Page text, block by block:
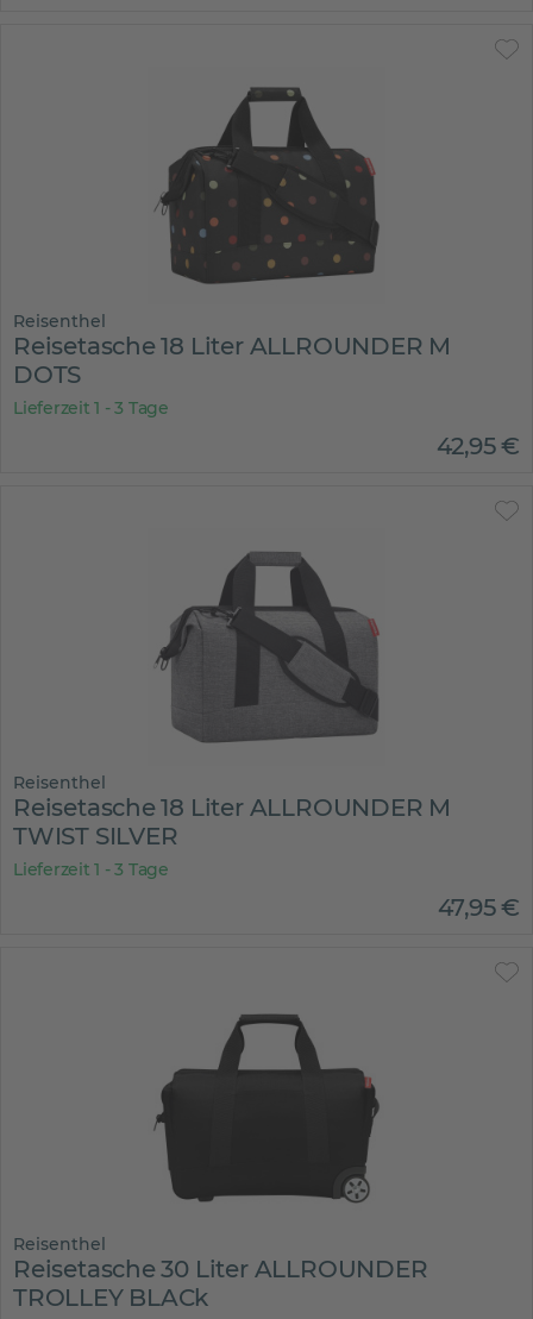
Reisenthel
Reisetasche 18 Liter ALLROUNDER M
DOTS
Lieferzeit 1 - 3 Tage
42,95€
Reisenthel
Reisetasche 18 Liter ALLROUNDER M
TWIST SILVER
Lieferzeit 1 - 3 Tage
47,95€
Reisenthel
Reisetasche 30 Liter ALLROUNDER
TROLLEY BLACk